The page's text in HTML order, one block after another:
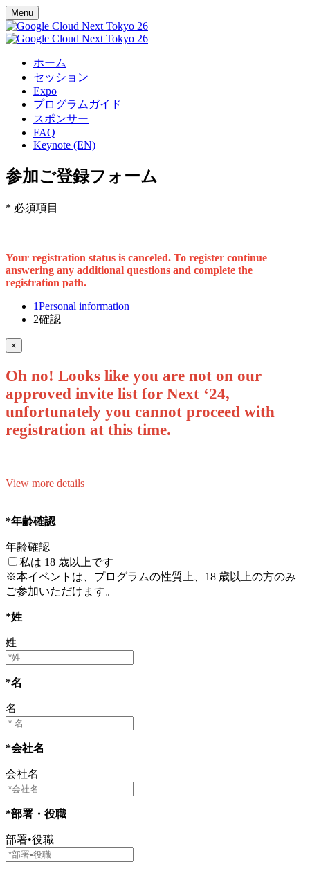
Menu
ホーム
セッション
Expo
プログラムガイド
スポンサー
FAQ
Keynote (EN)
参加ご登録フォーム
* 必須項目
Your registration status is canceled. To register continue
answering any additional questions and complete the
registration path.
1Personal information
2確認
×
Oh no! Looks like you are not on our
approved invite list for Next ‘24,
unfortunately you cannot proceed with
registration at this time.
View more details
*年齢確認
年齢確認
私は 18 歳以上です
※本イベントは、プログラムの性質上、18 歳以上の方のみ
ご参加いただけます。
*姓
姓
*名
名
*会社名
会社名
*部署・役職
部署•役職